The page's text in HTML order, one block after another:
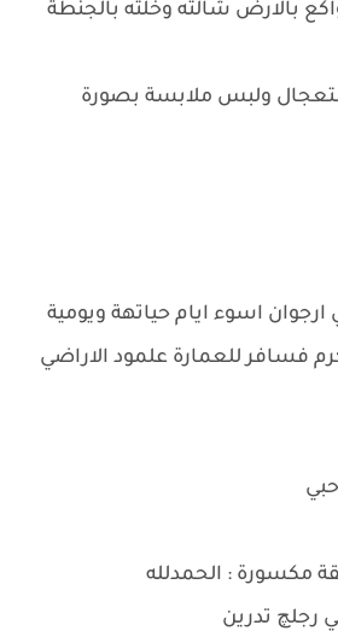
بالارض شالته وخلته بالجنطة
ولبس ملابسة بصورة
اسوء ايام حياتهة ويومية
فسافر للعمارة علمود الاراضي
مكسورة : الحمدلله
رجلچ تدرين